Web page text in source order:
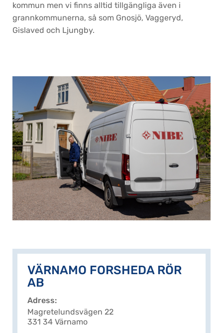
kommun men vi finns alltid tillgängliga även i
grannkommunerna, så som Gnosjö, Vaggeryd,
Gislaved och Ljungby.
VÄRNAMO FORSHEDA RÖR
AB
Adress
Magretelundsvägen 22
331 34 Värnamo